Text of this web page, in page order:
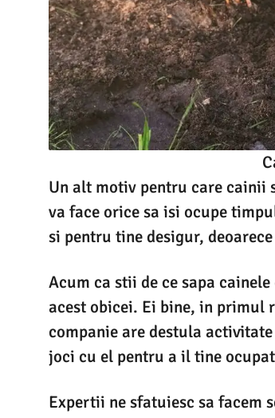
Un alt motiv pentru care cainii
va face orice sa isi ocupe
si pentru tine desigur,
Acum ca stii de ce sapa
acest obicei. Ei bine, in primul
companie are destula
joci cu el pentru a il tine
Expertii ne sfatuiesc sa facem